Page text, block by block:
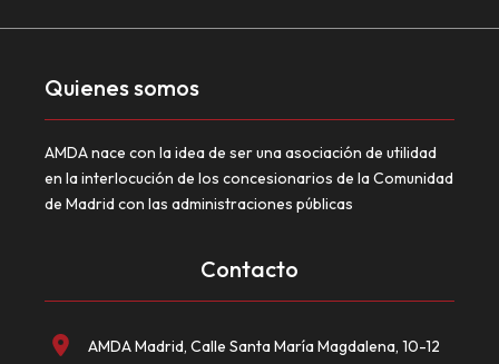
Quienes somos
AMDA nace con la idea de ser una asociación de utilidad
en la interlocución de los concesionarios de la Comunidad
de Madrid con las administraciones públicas
Contacto
AMDA Madrid, Calle Santa María Magdalena, 10-12